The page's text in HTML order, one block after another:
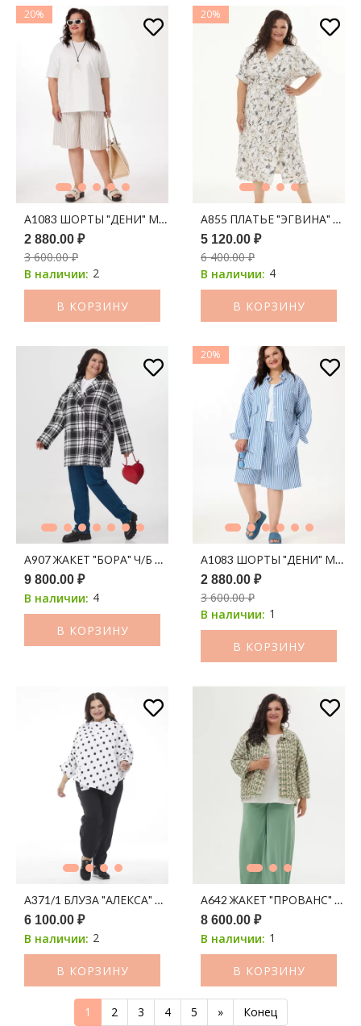
20%
А1083 ШОРТЫ "ДЕНИ" МОЛОКО ПРИНТ ПОЛОСКА (КОФЕ)
2 880.00 ₽
3 600.00 ₽
В наличии: 2
В КОРЗИНУ
20%
А855 ПЛАТЬЕ "ЭГВИНА"
5 120.00 ₽
6 400.00 ₽
В наличии: 4
В КОРЗИНУ
А907 ЖАКЕТ "БОРА" Ч/Б ПРИНТ КЛЕТКА
9 800.00 ₽
В наличии: 4
В КОРЗИНУ
20%
А1083 ШОРТЫ "ДЕНИ"
2 880.00 ₽
3 600.00 ₽
В наличии: 1
В КОРЗИНУ
А371/1 БЛУЗА "АЛЕКСА" БОХО БЕЛЫЙ ПРИНТ ЧЕРНЫЙ ГОРОХ
6 100.00 ₽
В наличии: 2
В КОРЗИНУ
А642 ЖАКЕТ "ПРОВАНС"
8 600.00 ₽
В наличии: 1
В КОРЗИНУ
1 2 3 4 5 » Конец